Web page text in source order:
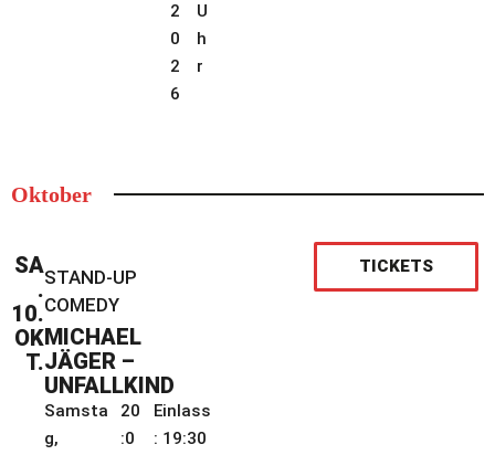
2
0
2
6
U
h
r
Oktober
SA
.
10.
OK
T.
STAND-UP
COMEDY
MICHAEL
JÄGER –
UNFALLKIND
Samsta
g,
20
:0
Einlass
: 19:30
TICKETS